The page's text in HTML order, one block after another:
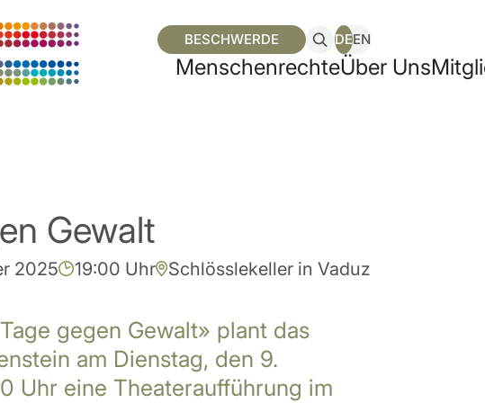
Men­schen­rech­teÜber Uns
BESCHWERDE DEEN
Gewalt
2025 19:00 Uhr Schlösslekeller in Vaduz
gegen Gewalt» plant das
am Dienstag, den 9.
Uhr eine Theateraufführung im